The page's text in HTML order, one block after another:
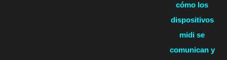
cómo los
dispositivos
midi se
comunican y